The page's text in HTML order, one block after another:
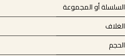
السلسلة أو المجموعة
الغلاف
الحجم